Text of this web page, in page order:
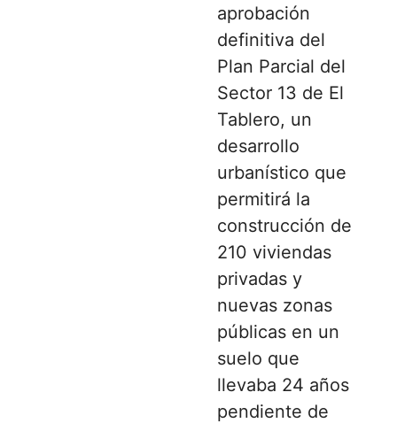
aprobación
definitiva del
Plan Parcial del
Sector 13 de El
Tablero, un
desarrollo
urbanístico que
permitirá la
construcción de
210 viviendas
privadas y
nuevas zonas
públicas en un
suelo que
llevaba 24 años
pendiente de